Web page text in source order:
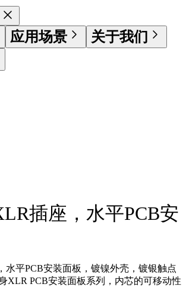
应用场景
关于我们
插座，水平PCB安
水平PCB安装面板，镀镍外壳，镀银触点
XLR PCB安装面板系列，内芯的可移动性